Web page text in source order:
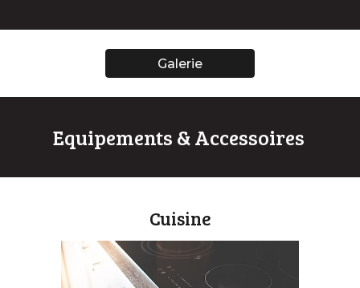
Galerie
Equipements & Accessoires
Cuisine